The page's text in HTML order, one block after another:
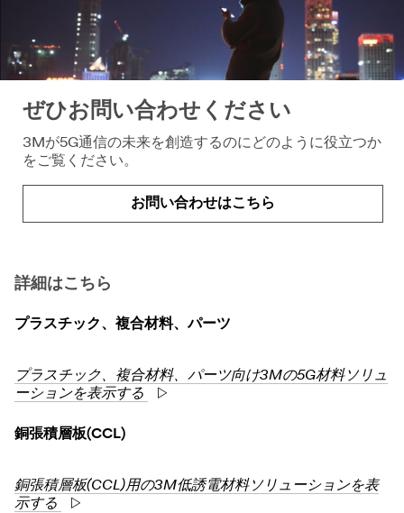
ぜひお問い合わせください
3Mが5G通信の未来を創造するのにどのように役立つか
をご覧ください。
お問い合わせはこちら
詳細はこちら
プラスチック、複合材料、パーツ
プラスチック、複合材料、パーツ向け3Mの5G材料ソリュ
ーションを表示する
銅張積層板(CCL)
銅張積層板(CCL)用の3M低誘電材料ソリューションを表
示する